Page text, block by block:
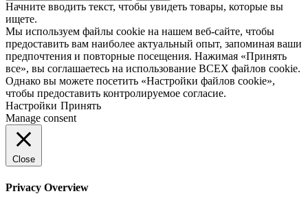
Начните вводить текст, чтобы увидеть товары, которые вы
ищете.
Мы используем файлы cookie на нашем веб-сайте, чтобы
предоставить вам наиболее актуальный опыт, запоминая ваши
предпочтения и повторные посещения. Нажимая «Принять
все», вы соглашаетесь на использование ВСЕХ файлов cookie.
Однако вы можете посетить «Настройки файлов cookie»,
чтобы предоставить контролируемое согласие.
Настройки Принять
Manage consent
Close
Privacy Overview